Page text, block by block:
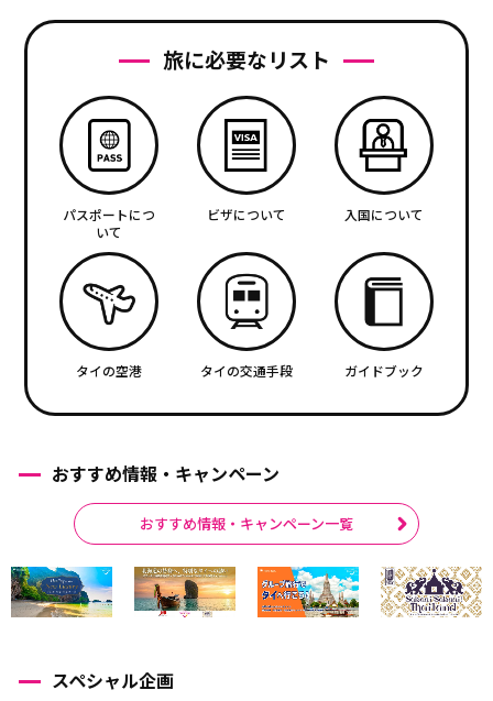
旅に必要なリスト
パスポートにつ
いて
ビザについて 入国について
タイの空港 タイの交通手段 ガイドブック
おすすめ情報・キャンペーン
おすすめ情報・キャンペーン一覧
スペシャル企画